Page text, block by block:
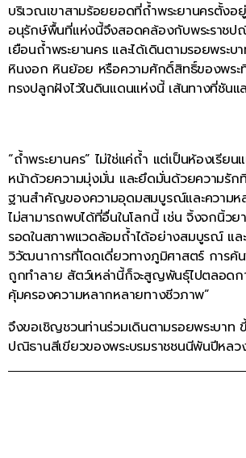
บริเวณเขาสามร้อยยอดที่ถ้ำพระยานครตั้ง
อนุรักษ์พื้นที่แห่งนี้จึงสอดคล้องกับพระราชป
เยือนถ้ำพระยานคร และได้เดินตามรอยพระ
หินงอก หินย้อย หรือความศักดิ์สิทธิ์ของพระ
ทรงปลูกฝังไว้ในดินแดนแห่งนี้ เส้นทางที่ชัน
“ถ้ำพระยานคร” ไม่ใช่แค่ถ้ำ แต่เป็นห้องเรี
หน้าด้วยความมุ่งมั่น และยึดมั่นด้วยความรัก
ฐานสำคัญของความอุดมสมบูรณ์และความห
ไม่สามารถพบได้ที่อื่นในโลกนี้ เช่น จิ้งจกนิ้
รอดในสภาพแวดล้อมถ้ำได้อย่างสมบูรณ์ แ
วิวัฒนาการที่โดดเดี่ยวทางภูมิศาสตร์ การ
ถูกทำลาย สัตว์เหล่านี้ก็จะสูญพันธุ์ไปตลอดก
คุ้มครองความหลากหลายทางชีวภาพ”
จึงขอเชิญชวนท่านร่วมเดินตามรอยพระบาท
ปณิธานสีเขียวของพระบรมราชชนนีพันปีหลว